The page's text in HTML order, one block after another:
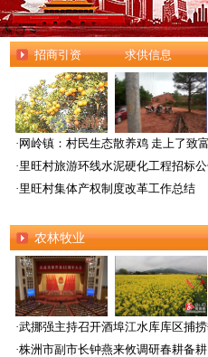
招商引资 求供信息
· 网岭镇：村民生态散养鸡 走上了致
·里旺村旅游环线水泥硬化工程招标
·里旺村集体产权制度改革工作总结
农林牧业
·武挪强主持召开酒埠江水库库区捕
·株洲市副市长钟燕来攸调研春耕备